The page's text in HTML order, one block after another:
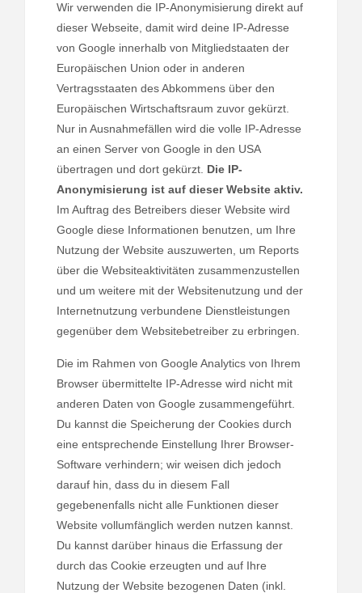
Wir verwenden die IP-Anonymisierung direkt auf
dieser Webseite, damit wird deine IP-Adresse
von Google innerhalb von Mitgliedstaaten der
Europäischen Union oder in anderen
Vertragsstaaten des Abkommens über den
Europäischen Wirtschaftsraum zuvor gekürzt.
Nur in Ausnahmefällen wird die volle IP-Adresse
an einen Server von Google in den USA
übertragen und dort gekürzt. Die IP-
Anonymisierung ist auf dieser Website aktiv.
Im Auftrag des Betreibers dieser Website wird
Google diese Informationen benutzen, um Ihre
Nutzung der Website auszuwerten, um Reports
über die Websiteaktivitäten zusammenzustellen
und um weitere mit der Websitenutzung und der
Internetnutzung verbundene Dienstleistungen
gegenüber dem Websitebetreiber zu erbringen.
Die im Rahmen von Google Analytics von Ihrem
Browser übermittelte IP-Adresse wird nicht mit
anderen Daten von Google zusammengeführt.
Du kannst die Speicherung der Cookies durch
eine entsprechende Einstellung Ihrer Browser-
Software verhindern; wir weisen dich jedoch
darauf hin, dass du in diesem Fall
gegebenenfalls nicht alle Funktionen dieser
Website vollumfänglich werden nutzen kannst.
Du kannst darüber hinaus die Erfassung der
durch das Cookie erzeugten und auf Ihre
Nutzung der Website bezogenen Daten (inkl.